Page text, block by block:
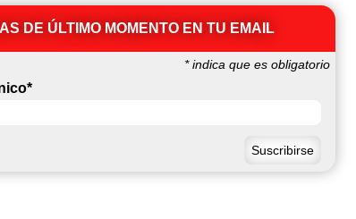
DE ÚLTIMO MOMENTO EN TU EMAIL
*indica que es obligatorio
*